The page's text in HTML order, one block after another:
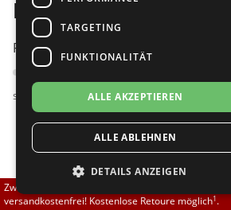
Flexerinas
Rummos
Rumpf
SoDanca
TopTanz
PortDance 01
Passt am besten bei Fußweite:
schmal normal
4.94 (16
139,00
Zwischen 70,00 EUR und 800,00 EUR liefern wir
versandkostenfrei! Kostenlose Retoure möglich1.
TARGETING
FUNKTIONALITÄT
ALLE AKZEPTIEREN
ALLE ABLEHNEN
DETAILS ANZEIGEN